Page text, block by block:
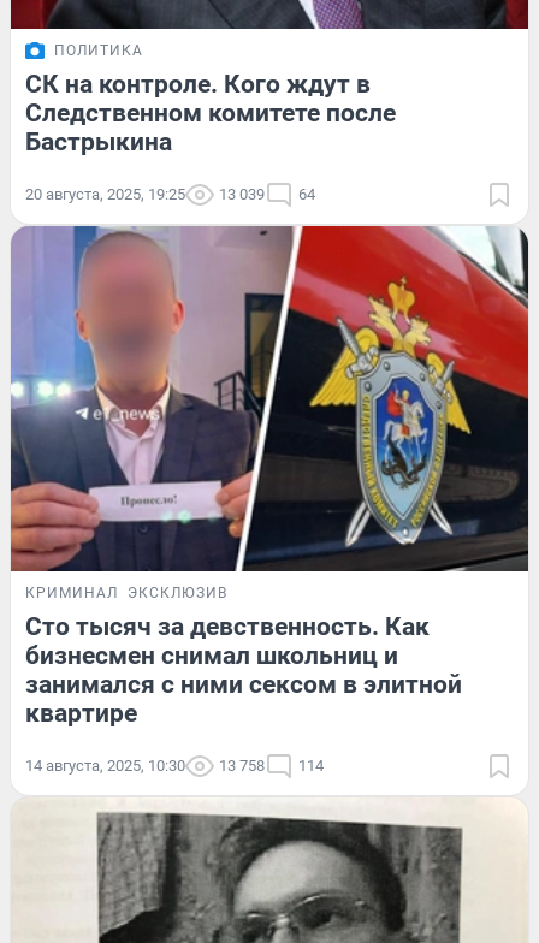
ПОЛИТИКА
СК на контроле. Кого ждут в
Следственном комитете после
Бастрыкина
20 августа, 2025, 19:25 13 039 64
КРИМИНАЛ ЭКСКЛЮЗИВ
Сто тысяч за девственность. Как
бизнесмен снимал школьниц и
занимался с ними сексом в элитной
квартире
14 августа, 2025, 10:30 13 758 114